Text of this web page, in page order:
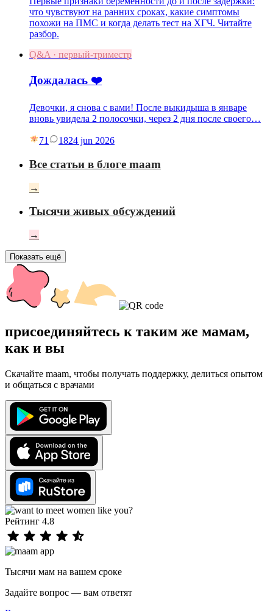
что чувствуют на ранних сроках, какие симптомы
похожи на ПМС и когда делать тест на ХГЧ. Читайте
разбор.
Q&A · первый-триместр
Дождалась ❤️
Девочки, я снова с вами! После выкидыша в январе
вновь увидела 2 полосочки, через 2 дня после своего…
71 1824 jun 2026
Все статьи в блоге maam
→
Тысячи живых обсуждений
→
Показать ещё
присоединяйтесь к таким же мамам,
как и вы
Скачайте maam, чтобы получать поддержку, делиться опытом
и общаться с врачами
Рейтинг 4.8
Тысячи мам на вашем сроке
Задайте вопрос — вам ответят